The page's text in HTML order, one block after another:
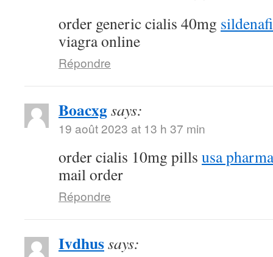
order generic cialis 40mg
viagra online
Répondre
Boacxgsays:
19 août 2023 at 13 h 37 min
order cialis 10mg pills usa
mail order
Répondre
Ivdhussays: